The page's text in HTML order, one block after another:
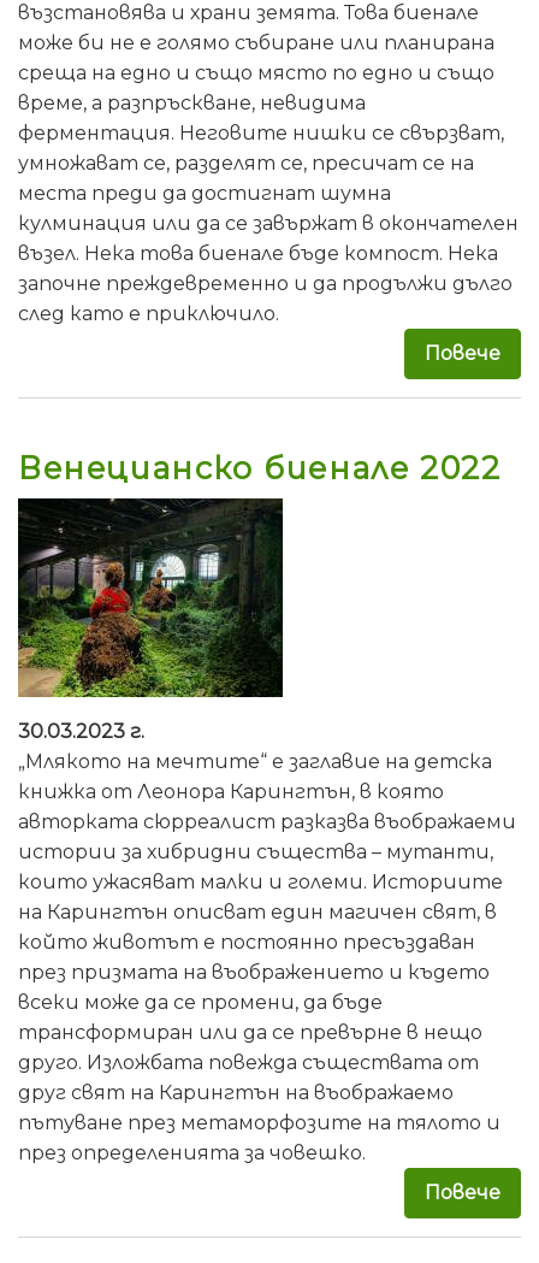
възстановява и храни земята. Това биенале
може би не е голямо събиране или планирана
среща на едно и също място по едно и също
време, а разпръскване, невидима
ферментация. Неговите нишки се свързват,
умножават се, разделят се, пресичат се на
места преди да достигнат шумна
кулминация или да се завържат в окончателен
възел. Нека това биенале бъде компост. Нека
започне преждевременно и да продължи дълго
след като е приключило.
Повече
Венецианско биенале 2022
30.03.2023 г.
„Млякото на мечтите“ е заглавие на детска
книжка от Леонора Карингтън, в която
авторката сюрреалист разказва въображаеми
истории за хибридни същества – мутанти,
които ужасяват малки и големи. Историите
на Карингтън описват един магичен свят, в
който животът е постоянно пресъздаван
през призмата на въображението и където
всеки може да се промени, да бъде
трансформиран или да се превърне в нещо
друго. Изложбата повежда съществата от
друг свят на Карингтън на въображаемо
пътуване през метаморфозите на тялото и
през определенията за човешко.
Повече